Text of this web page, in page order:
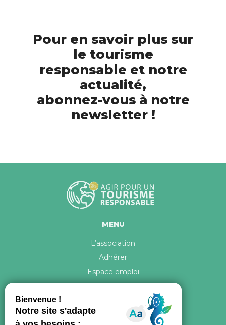
Pour en savoir plus sur
le tourisme
responsable et notre
actualité,
abonnez-vous à notre
newsletter !
MENU
L’association
Adhérer
Espace emploi
Contact